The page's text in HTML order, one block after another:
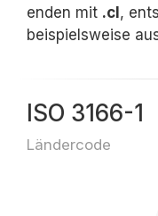
enden mit .cl ,
beispielsweise
ISO 3166-1
Ländercode